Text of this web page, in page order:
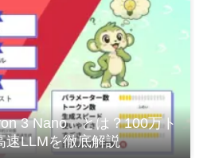
3 Nano」とは？100万ト
速LLMを徹底解説